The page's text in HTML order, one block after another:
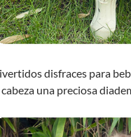
disfraces para
una preciosa